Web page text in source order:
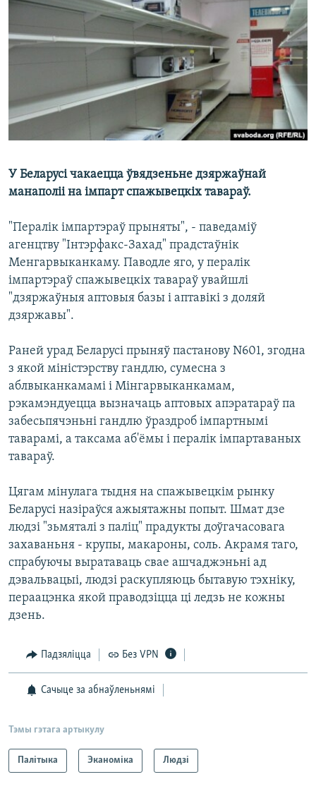
КУЛЬТУРА
КАЛЯНДАР
МОВА
НА ХВАЛЯХ СВАБОДЫ
У Беларусі чакаецца ўвядзеньне дзяржаўнай
манаполіі на імпарт спажывецкіх тавараў.
"Пералік імпартэраў прыняты", - паведаміў
агенцтву "Інтэрфакс-Захад" прадстаўнік
Менгарвыканкаму. Паводле яго, у пералік
імпартэраў спажывецкіх тавараў увайшлі
"дзяржаўныя аптовыя базы і аптавікі з доляй
дзяржавы".
Раней урад Беларусі прыняў пастанову N601, згодна
з якой міністэрству гандлю, сумесна з
аблвыканкамамі і Мінгарвыканкамам,
рэкамэндуецца вызначаць аптовых апэратараў па
забесьпячэньні гандлю ўраздроб імпартнымі
таварамі, а таксама аб'ёмы і пералік імпартаваных
тавараў.
Цягам мінулага тыдня на спажывецкім рынку
Беларусі назіраўся ажыятажны попыт. Шмат дзе
людзі "зьмяталі з паліц" прадукты доўгачасовага
захаваньня - крупы, макароны, соль. Акрамя таго,
спрабуючы выратаваць свае ашчаджэньні ад
дэвальвацыі, людзі раскупляюць бытавую тэхніку,
пераацэнка якой праводзіцца ці ледзь не кожны
дзень.
Падзяліцца Без VPN
Сачыце за абнаўленьнямі
Тэмы гэтага артыкулу
Палітыка Эканоміка Людзі